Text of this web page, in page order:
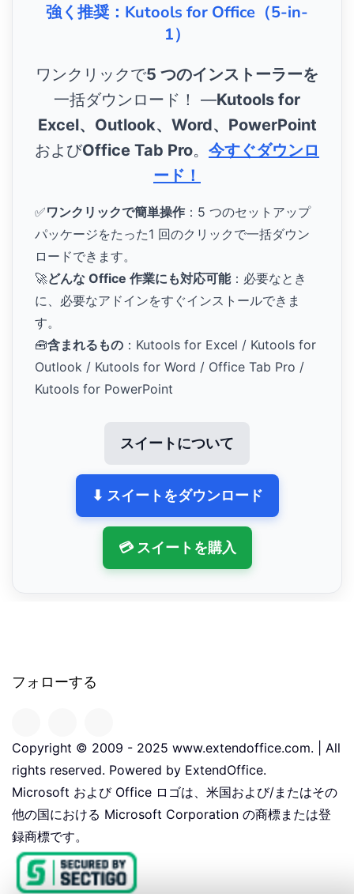
強く推奨：Kutools for Office（5-in-
1）
ワンクリックで5 つのインストーラーを
一括ダウンロード！ ―Kutools for
Excel、Outlook、Word、PowerPoint
およびOffice Tab Pro。 今すぐダウンロ
ード！
✅ワンクリックで簡単操作 ：5 つのセットアップ
パッケージをたった1 回のクリックで一括ダウン
ロードできます。
🚀どんな Office 作業にも対応可能：必要なとき
に、必要なアドインをすぐインストールできま
す。
🧰含まれるもの ：Kutools for Excel / Kutools for
Outlook / Kutools for Word / Office Tab Pro /
Kutools for PowerPoint
スイートについて
⬇ スイートをダウンロード
💳 スイートを購入
フォローする
Copyright © 2009 - 2025 www.extendoffice.com. | All
rights reserved. Powered by ExtendOffice.
Microsoft および Office ロゴは、米国および/またはその
他の国における Microsoft Corporation の商標または登
録商標です。